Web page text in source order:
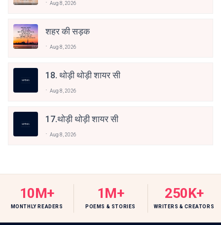
Aug 8, 2026
शहर की सड़क
Aug 8, 2026
18. थोड़ी थोड़ी शायर सी
Aug 8, 2026
17.थोड़ी थोड़ी शायर सी
Aug 8, 2026
10M+
MONTHLY READERS
1M+
POEMS & STORIES
250K+
WRITERS & CREATORS